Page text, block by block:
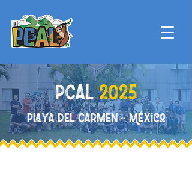
PCAL2025
PLAYA DEL CARMEN - mÉXico